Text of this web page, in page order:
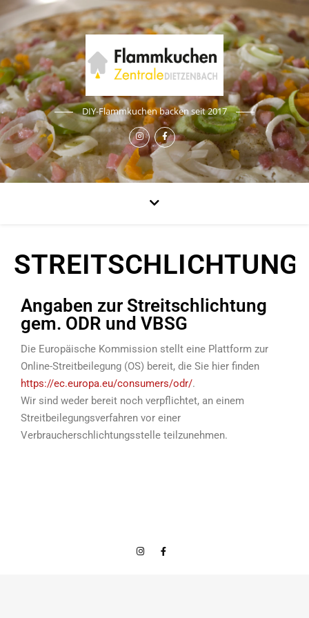
DIY-Flammkuchen backen seit 2017
STREITSCHLICHTUNG
Angaben zur Streitschlichtung
gem. ODR und VBSG
Die Europäische Kommission stellt eine Plattform zur
Online-Streitbeilegung (OS) bereit, die Sie hier finden
https://ec.europa.eu/consumers/odr/.
Wir sind weder bereit noch verpflichtet, an einem
Streitbeilegungsverfahren vor einer
Verbraucherschlichtungsstelle teilzunehmen.